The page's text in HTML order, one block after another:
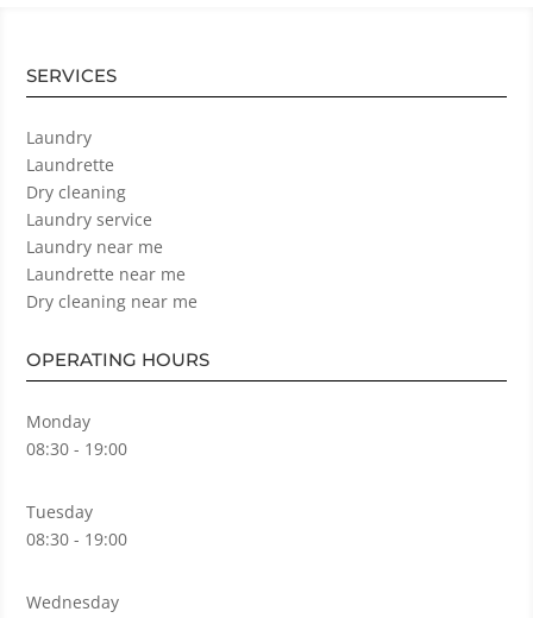
SERVICES
Laundry
Laundrette
Dry cleaning
Laundry service
Laundry near me
Laundrette near me
Dry cleaning near me
OPERATING HOURS
Monday
08:30 - 19:00
Tuesday
08:30 - 19:00
Wednesday